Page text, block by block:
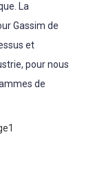
La
Gassim de
et
pour nous
de